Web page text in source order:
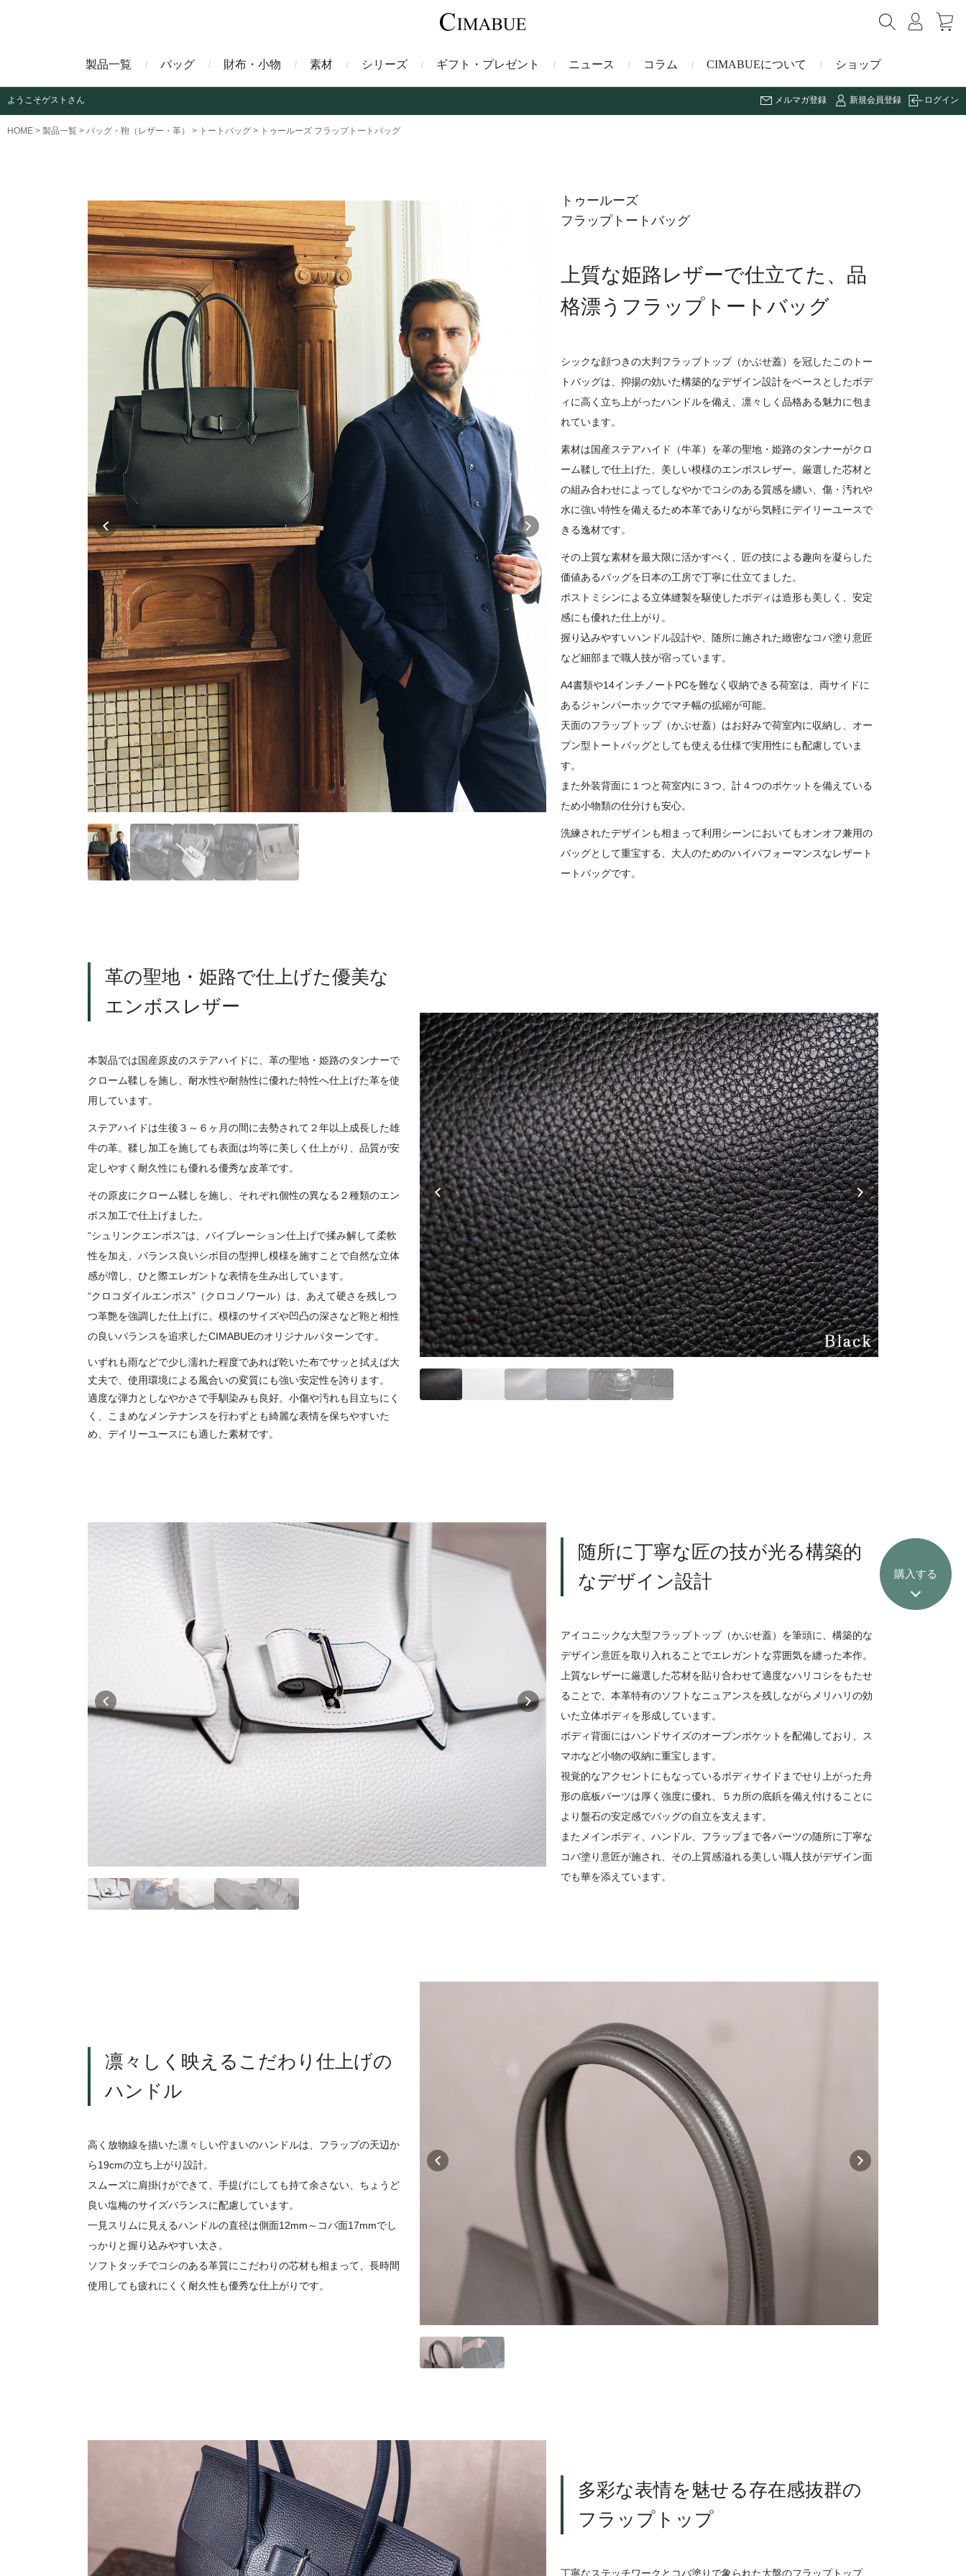
製品一覧 バッグ
ビジネスバッグ トートバッグ バックパック・リュック ショルダーバッグ
財布・小物
長財布 ミドルウォレット 二つ折り財布 ミニ財布
名刺入れ 定期入れ・パスケース IDカードホルダー
クロコダイル財布 コードバン財布
素材 シリーズ
アニリンコードバン エレファント ガルーシャ サベル マルゴー
藍染めクロコダイル 墨染めクロコダイル グレン
トゥールーズ グレイン テレンス ブラーノ
ブラン クライフ ヒマラヤクロコダイル
ギフト・プレゼント ニュース コラム CIMABUEについて ショップ
ようこそゲストさん メルマガ登録 新規会員登録 ログイン
HOME 製品一覧 バッグ・鞄（レザー・革） トートバッグ トゥールーズ フラップトートバッグ
購入する
トゥールーズ
フラップトートバッグ
上質な姫路レザーで仕立てた、品
格漂うフラップトートバッグ
シックな顔つきの大判フラップトップ（かぶせ蓋）を冠したこのトー
トバッグは、抑揚の効いた構築的なデザイン設計をベースとしたボデ
ィに高く立ち上がったハンドルを備え、凛々しく品格ある魅力に包ま
れています。
素材は国産ステアハイド（牛革）を革の聖地・姫路のタンナーがクロ
ーム鞣しで仕上げた、美しい模様のエンボスレザー。厳選した芯材と
の組み合わせによってしなやかでコシのある質感を纏い、傷・汚れや
水に強い特性を備えるため本革でありながら気軽にデイリーユースで
きる逸材です。
その上質な素材を最大限に活かすべく、匠の技による趣向を凝らした
価値あるバッグを日本の工房で丁寧に仕立てました。
ポストミシンによる立体縫製を駆使したボディは造形も美しく、安定
感にも優れた仕上がり。
握り込みやすいハンドル設計や、随所に施された緻密なコバ塗り意匠
など細部まで職人技が宿っています。
A4書類や14インチノートPCを難なく収納できる荷室は、両サイドに
あるジャンパーホックでマチ幅の拡縮が可能。
天面のフラップトップ（かぶせ蓋）はお好みで荷室内に収納し、オー
プン型トートバッグとしても使える仕様で実用性にも配慮していま
す。
また外装背面に１つと荷室内に３つ、計４つのポケットを備えている
ため小物類の仕分けも安心。
洗練されたデザインも相まって利用シーンにおいてもオンオフ兼用の
バッグとして重宝する、大人のためのハイパフォーマンスなレザート
ートバッグです。
革の聖地・姫路で仕上げた優美な
エンボスレザー
本製品では国産原皮のステアハイドに、革の聖地・姫路のタンナーで
クローム鞣しを施し、耐水性や耐熱性に優れた特性へ仕上げた革を使
用しています。
ステアハイドは生後３～６ヶ月の間に去勢されて２年以上成長した雄
牛の革。鞣し加工を施しても表面は均等に美しく仕上がり、品質が安
定しやすく耐久性にも優れる優秀な皮革です。
その原皮にクローム鞣しを施し、それぞれ個性の異なる２種類のエン
ボス加工で仕上げました。
“シュリンクエンボス”は、バイブレーション仕上げで揉み解して柔軟
性を加え、バランス良いシボ目の型押し模様を施すことで自然な立体
感が増し、ひと際エレガントな表情を生み出しています。
“クロコダイルエンボス”（クロコノワール）は、あえて硬さを残しつ
つ革艶を強調した仕上げに。模様のサイズや凹凸の深さなど鞄と相性
の良いバランスを追求したCIMABUEのオリジナルパターンです。
いずれも雨などで少し濡れた程度であれば乾いた布でサッと拭えば大
丈夫で、使用環境による風合いの変質にも強い安定性を誇ります。
適度な弾力としなやかさで手馴染みも良好。小傷や汚れも目立ちにく
く、こまめなメンテナンスを行わずとも綺麗な表情を保ちやすいた
め、デイリーユースにも適した素材です。
随所に丁寧な匠の技が光る構築的
なデザイン設計
アイコニックな大型フラップトップ（かぶせ蓋）を筆頭に、構築的な
デザイン意匠を取り入れることでエレガントな雰囲気を纏った本作。
上質なレザーに厳選した芯材を貼り合わせて適度なハリコシをもたせ
ることで、本革特有のソフトなニュアンスを残しながらメリハリの効
いた立体ボディを形成しています。
ボディ背面にはハンドサイズのオープンポケットを配備しており、ス
マホなど小物の収納に重宝します。
視覚的なアクセントにもなっているボディサイドまでせり上がった舟
形の底板パーツは厚く強度に優れ、５カ所の底鋲を備え付けることに
より盤石の安定感でバッグの自立を支えます。
またメインボディ、ハンドル、フラップまで各パーツの随所に丁寧な
コバ塗り意匠が施され、その上質感溢れる美しい職人技がデザイン面
でも華を添えています。
凛々しく映えるこだわり仕上げの
ハンドル
高く放物線を描いた凛々しい佇まいのハンドルは、フラップの天辺か
ら19cmの立ち上がり設計。
スムーズに肩掛けができて、手提げにしても持て余さない、ちょうど
良い塩梅のサイズバランスに配慮しています。
一見スリムに見えるハンドルの直径は側面12mm～コバ面17mmでし
っかりと握り込みやすい太さ。
ソフトタッチでコシのある革質にこだわりの芯材も相まって、長時間
使用しても疲れにくく耐久性も優秀な仕上がりです。
多彩な表情を魅せる存在感抜群の
フラップトップ
丁寧なステッチワークとコバ塗りで象られた大盤のフラップトップ